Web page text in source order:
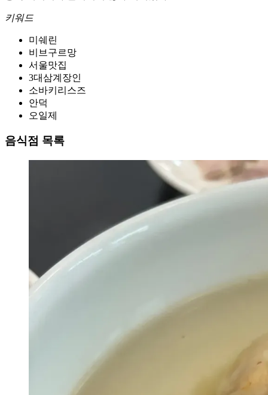
키워드
미쉐린
비브구르망
서울맛집
3대삼계장인
소바키리스즈
안덕
오일제
음식점 목록